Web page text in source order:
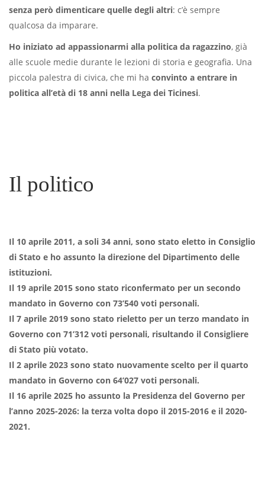
senza però dimenticare quelle degli altri: c’è sempre
qualcosa da imparare.
Ho iniziato ad appassionarmi alla politica da ragazzino, già
alle scuole medie durante le lezioni di storia e geografia. Una
piccola palestra di civica, che mi ha convinto a entrare in
politica all’età di 18 anni nella Lega dei Ticinesi.
Il politico
Il 10 aprile 2011, a soli 34 anni, sono stato eletto in Consiglio
di Stato e ho assunto la direzione del Dipartimento delle
istituzioni.
Il 19 aprile 2015 sono stato riconfermato per un secondo
mandato in Governo con 73’540 voti personali.
Il 7 aprile 2019 sono stato rieletto per un terzo mandato in
Governo con 71’312 voti personali, risultando il Consigliere
di Stato più votato.
Il 2 aprile 2023 sono stato nuovamente scelto per il quarto
mandato in Governo con 64’027 voti personali.
Il 16 aprile 2025 ho assunto la Presidenza del Governo per
l’anno 2025-2026: la terza volta dopo il 2015-2016 e il 2020-
2021.